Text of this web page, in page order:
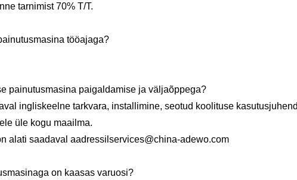
tarnimist 70% T/T.
tööajaga?
painutusmasina paigaldamise ja väljaõppega?
ingliskeelne tarkvara, installimine, seotud koolituse
üle kogu maailma.
alati saadaval aadressilservices@china-adewo.com
on kaasas varuosi?